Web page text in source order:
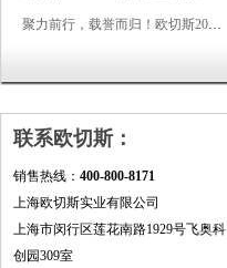
聚力前行，载誉而归！欧切斯2026光亚展完美收官
联系欧切斯：
销售热线： 400-800-8171
上海欧切斯实业有限公司
上海市闵行区莲花南路1929号飞奥科
创园309室